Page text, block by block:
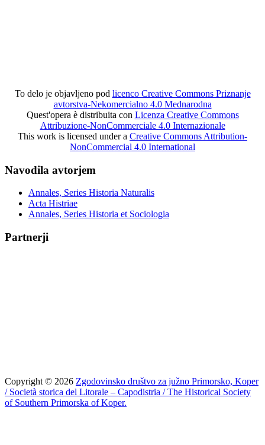
To delo je objavljeno pod licenco Creative Commons Priznanje
avtorstva-Nekomercialno 4.0 Mednarodna
Quest'opera è distribuita con Licenza Creative Commons
Attribuzione-NonCommerciale 4.0 Internazionale
This work is licensed under a Creative Commons Attribution-
NonCommercial 4.0 International
Navodila avtorjem
Annales, Series Historia Naturalis
Acta Histriae
Annales, Series Historia et Sociologia
Partnerji
Copyright © 2026 Zgodovinsko društvo za južno Primorsko, Koper
/ Società storica del Litorale – Capodistria / The Historical Society
of Southern Primorska of Koper.